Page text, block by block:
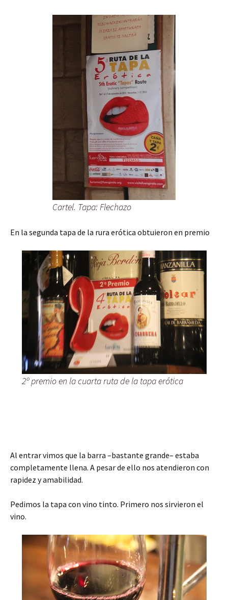
Cartel. Tapa: Flechazo
En la segunda tapa de la rura erótica obtuieron en premio
2º premio en la cuarta ruta de la tapa erótica
Al entrar vimos que la barra –bastante grande– estaba
completamente llena. A pesar de ello nos atendieron con
rapidez y amabilidad.
Pedimos la tapa con vino tinto. Primero nos sirvieron el
vino.